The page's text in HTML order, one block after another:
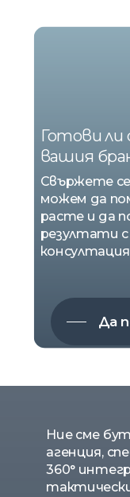
Готови ли
вашия
Свържете се
можем да
расте и да
резултати с
Да
Ние сме
агенция,
360°